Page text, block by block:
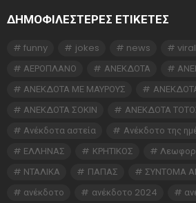
ΔΗΜΟΦΙΛΕΣΤΕΡΕΣ ΕΤΙΚΈΤΕΣ
funny jokes news viral
ΑΕΡΟΠΛΑΝΟ
ΑΝΕΚΔΟΤΑ
ΑΝΕΚΔΟΤΑ ΜΕ ΜΑΥΡΟΥΣ
ΑΝΕΚΔΟΤΑ ΣΟΚΙΝ
ΑΝΕΚΔΟΤΑ
Ανέκδοτα αστεία
Ανέκδοτο της
ΕΛΛΗΝΑΣ
ΚΡΗΤΙΚΟΣ
ΝΤΑΛΙΚΑ
ΠΑΠΑΣ ΣΥΝΤΟΜΑ
ανέκδοτο
ανέκδοτο 2024